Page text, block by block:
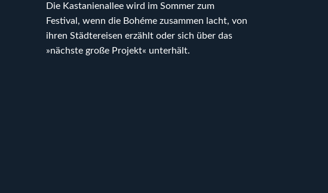
Die Kastanienallee wird im Sommer zum
Festival, wenn die Bohéme zusammen lacht, von
ihren Städtereisen erzählt oder sich über das
»nächste große Projekt« unterhält.